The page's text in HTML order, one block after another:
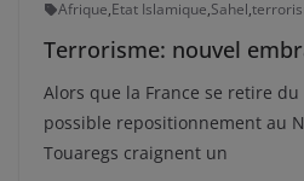
Afrique,Etat Islamique,Sahel,
Terrorisme: nouvel
Alors que la France se retire du
possible repositionnement au
Touaregs craignent un